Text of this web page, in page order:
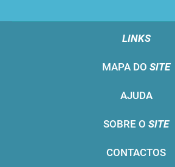
LINKS
MAPA DO SITE
AJUDA
SOBRE O SITE
CONTACTOS